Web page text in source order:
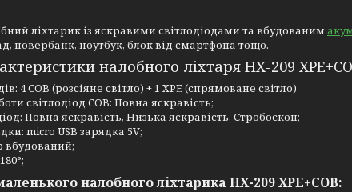
ліхтарик із яскравими світлодіодами та вбудованим
повербанк, ноутбук, блок від смартфона тощо.
налобного ліхтаря HX-209
4 COB (розсіяне світло) + 1 XPE (спрямоване світло)
світлодіод COB: Повна яскравість;
Повна яскравість, Низька яскравість, Стробоскоп;
micro USB зарядка 5V;
вбудований;
налобного ліхтарика HX-209 XPE+COB: